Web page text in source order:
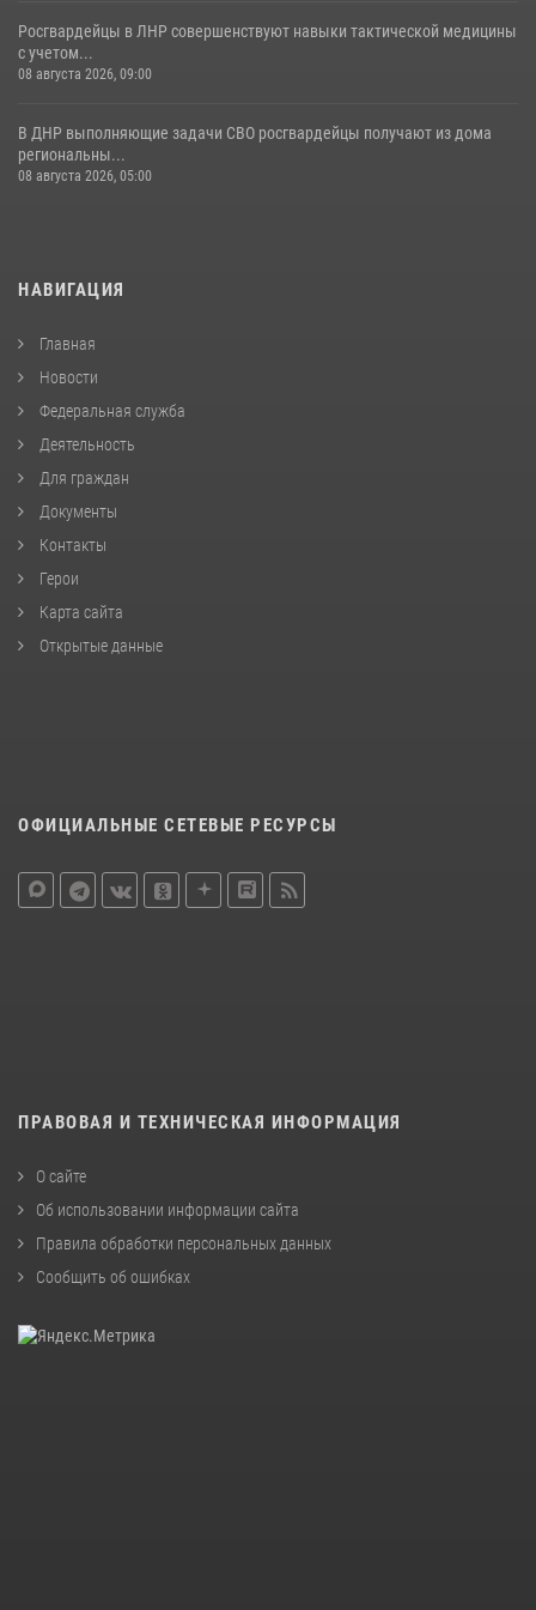
Росгвардейцы в ЛНР совершенствуют навыки тактической медицины
с учетом...
08 августа 2026, 09:00
В ДНР выполняющие задачи СВО росгвардейцы получают из дома
региональны...
08 августа 2026, 05:00
НАВИГАЦИЯ
Главная
Новости
Федеральная служба
Деятельность
Для граждан
Документы
Контакты
Герои
Карта сайта
Открытые данные
ОФИЦИАЛЬНЫЕ СЕТЕВЫЕ РЕСУРСЫ
ПРАВОВАЯ И ТЕХНИЧЕСКАЯ ИНФОРМАЦИЯ
О сайте
Об использовании информации сайта
Правила обработки персональных данных
Сообщить об ошибках